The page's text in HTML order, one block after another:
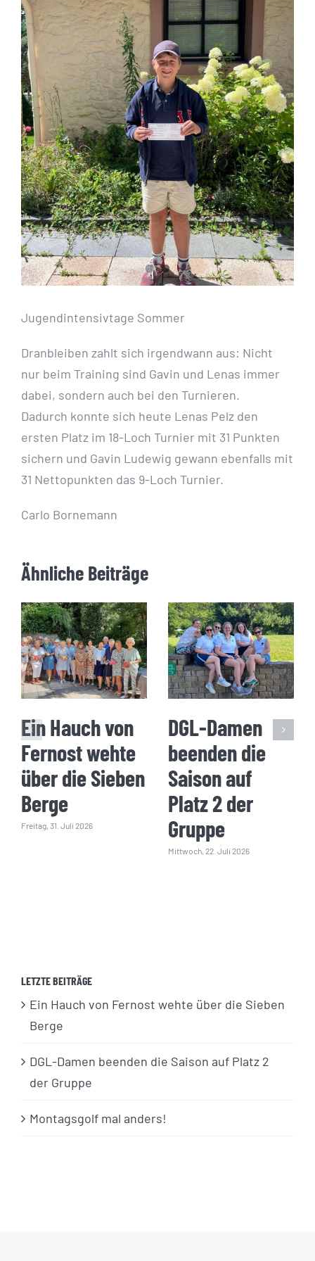
Jugendintensivtage Sommer
Dranbleiben zahlt sich irgendwann aus: Nicht
nur beim Training sind Gavin und Lenas immer
dabei, sondern auch bei den Turnieren.
Dadurch konnte sich heute Lenas Pelz den
ersten Platz im 18-Loch Turnier mit 31 Punkten
sichern und Gavin Ludewig gewann ebenfalls mit
31 Nettopunkten das 9-Loch Turnier.
Carlo Bornemann
Ähnliche Beiträge
Ein Hauch von
Fernost wehte
über die Sieben
Berge
Freitag, 31. Juli 2026
DGL-Damen
beenden die
Saison auf
Platz 2 der
Gruppe
Mittwoch, 22. Juli 2026
LETZTE BEITRÄGE
Ein Hauch von Fernost wehte über die Sieben
Berge
DGL-Damen beenden die Saison auf Platz 2
der Gruppe
Montagsgolf mal anders!